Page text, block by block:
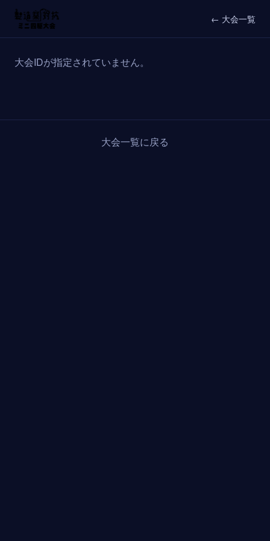
← 大会一覧
大会IDが指定されていません。
大会一覧に戻る